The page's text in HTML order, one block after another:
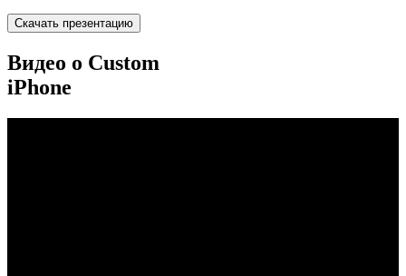
Скачать презентацию
Видео о Custom
iPhone